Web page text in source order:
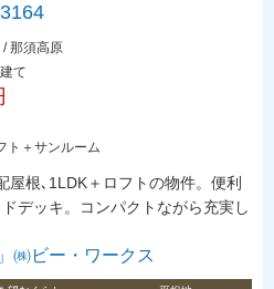
那須高原
て
ト＋サンルーム
屋根､1LDK＋ロフトの物件。便利
デッキ。コンパクトながら充実し
㈱ビー・ワークス